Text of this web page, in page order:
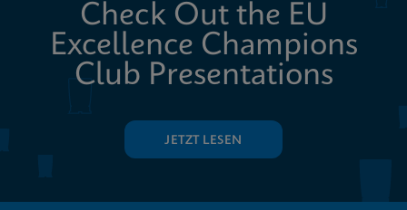
Check Out the EU
Excellence Champions
Club Presentations
JETZT LESEN